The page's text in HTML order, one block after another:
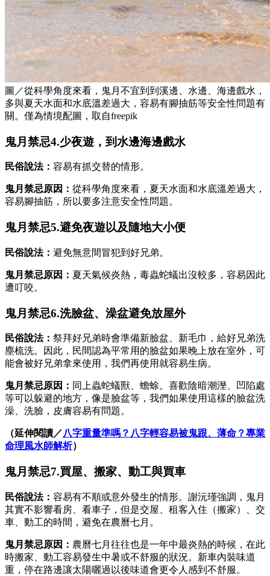
圖／從科學角度來看，鬼月不宜到到溪邊、水邊、海邊戲水，
多與夏天水面和水底溫差過大，容易有腳抽筋等安全性問題有
關。僅為情境配圖，取自freepik
鬼月禁忌4.少夜遊，到水邊海邊戲水
民俗說法： 容易有抓交替的情形。
鬼月禁忌原因： 從科學角度來看，夏天水面和水底溫差過大，
容易腳抽筋，所以要多注意安全性問題。
鬼月禁忌5.避免夜遊以及隨地大小便
民俗說法： 避免無意間冒犯到好兄弟。
鬼月禁忌原因： 夏天氣候炎熱，毒蟲蛇蟻出沒較多，容易因此
遭叮咬。
鬼月禁忌6.洗臉盆、澡盆避免放屋外
民俗說法： 祭拜好兄弟時會準備新臉盆、新毛巾，給好兄弟洗
塵梳洗。因此，民間認為平常用的臉盆如果晚上放在室外，可
能會被好兄弟拿來使用，我們再使用就容易生病。
鬼月禁忌原因： 同上蟲蛇蟻獸、蟾蜍。喜歡陰暗潮溼、凹陷處
等可以躲避的地方，像是臉盆等，我們如果使用這樣的臉盆洗
澡、洗臉，皮膚容易有問題。
（延伸閱讀／八字重量準嗎？八字輕容易被鬼跟、薄命？專業
命理風水師解析）
鬼月禁忌7.買屋、搬家、動工與買車
民俗說法： 容易有不順或意外發生的情形。謝沅瑾強調，鬼月
其實不影響看房、看車子，但是交屋、租客入住（搬家）、交
車、動工的時間，避免在農曆七月。
鬼月禁忌原因： 農曆七月往往也是一年中最炎熱的時候，在此
時搬家、動工容易發生中暑或不舒服的狀況。新車內裝味道
重，停在路邊讓太陽曬過以後味道會更令人感到不舒服。